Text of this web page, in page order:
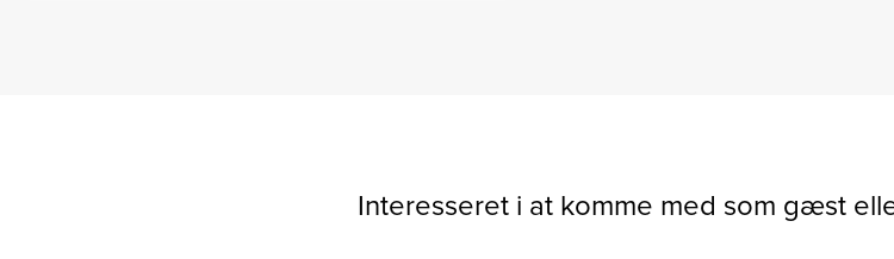
Interesseret i at komme med som gæst